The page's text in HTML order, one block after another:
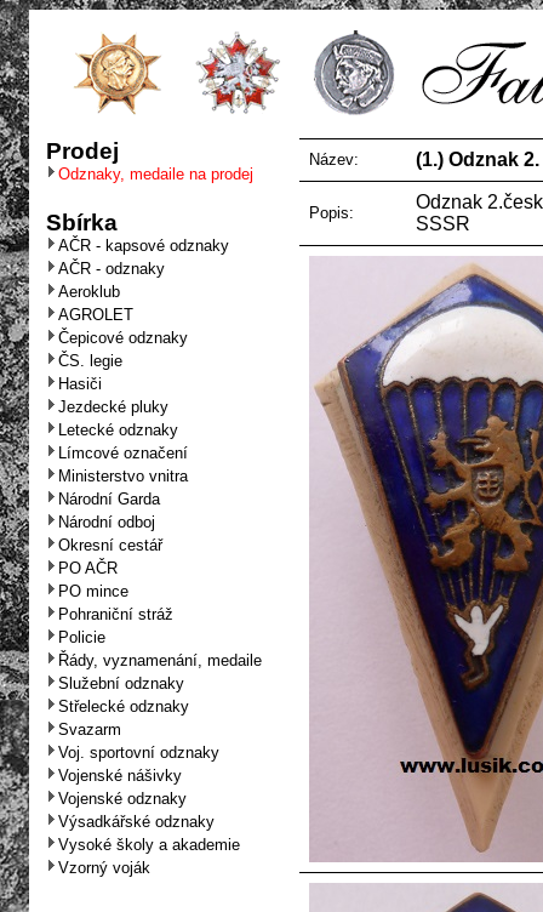
Prodej
Odznaky, medaile na prodej
Sbírka
AČR - kapsové odznaky
AČR - odznaky
Aeroklub
AGROLET
Čepicové odznaky
ČS. legie
Hasiči
Jezdecké pluky
Letecké odznaky
Límcové označení
Ministerstvo vnitra
Národní Garda
Národní odboj
Okresní cestář
PO AČR
PO mince
Pohraniční stráž
Policie
Řády, vyznamenání, medaile
Služební odznaky
Střelecké odznaky
Svazarm
Voj. sportovní odznaky
Vojenské nášivky
Vojenské odznaky
Výsadkářské odznaky
Vysoké školy a akademie
Vzorný voják
Název: (1.) Odznak
Popis:
Odznak
SSSR